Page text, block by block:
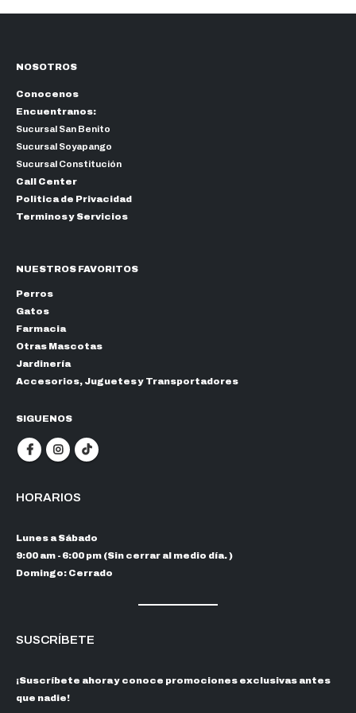
NOSOTROS
Conocenos
Encuentranos:
Sucursal San Benito
Sucursal Soyapango
Sucursal Constitución
Call Center
Politica de Privacidad
Terminos y Servicios
NUESTROS FAVORITOS
Perros
Gatos
Farmacia
Otras Mascotas
Jardinería
Accesorios, Juguetes y Transportadores
SIGUENOS
HORARIOS
Lunes a Sábado
9:00 am - 6:00 pm (Sin cerrar al medio día. )
Domingo: Cerrado
SUSCRÍBETE
¡Suscríbete ahora y conoce promociones exclusivas antes
que nadie!